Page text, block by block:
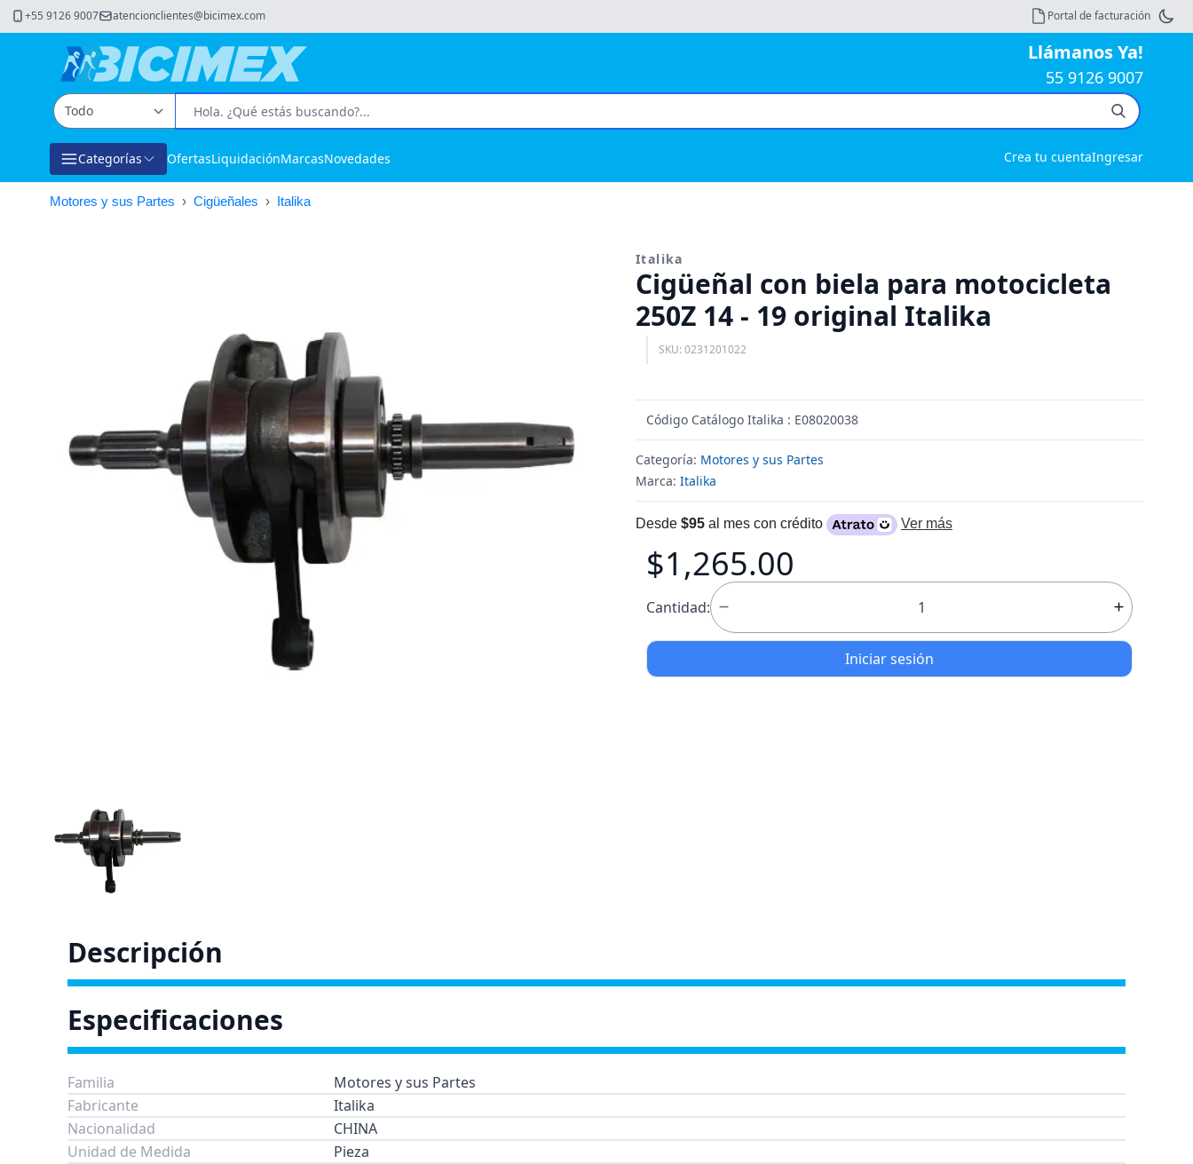
+55 9126 9007 atencionclientes@bicimex.com Portal de facturación
Llámanos Ya!
55 9126 9007
Categorías OfertasLiquidaciónMarcasNovedades Crea tu cuentaIngresar
Motores y sus Partes › Cigüeñales › Italika
Italika
Cigüeñal con biela para motocicleta
250Z 14 - 19 original Italika
SKU: 0231201022
Código Catálogo Italika : E08020038
Categoría: Motores y sus Partes
Marca: Italika
Desde $95 al mes con crédito Ver más
$1,265.00
Cantidad:
Iniciar sesión
Descripción
Especificaciones
Familia
Motores y sus Partes
Fabricante
Italika
Nacionalidad
CHINA
Unidad de Medida
Pieza